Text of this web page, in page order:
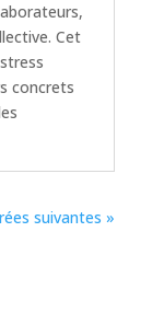
Cet
concrets
suivantes »